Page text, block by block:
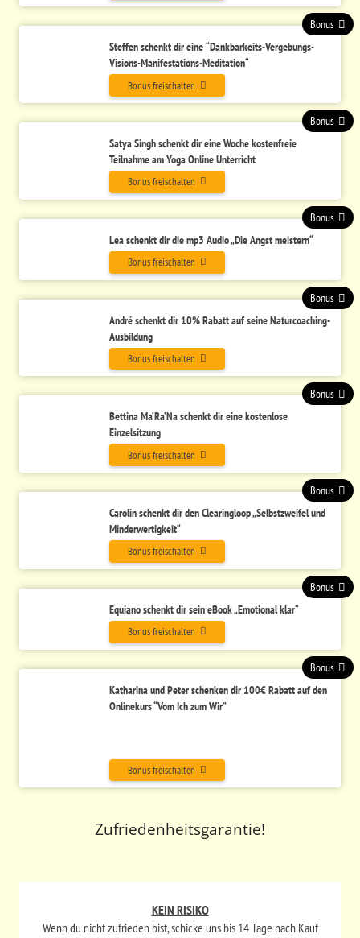
Steffen schenkt dir eine“Dankbarkeits-Vergebungs-
Visions-Manifestations-Meditation“
Bonus freischalten
Bonus
Satya Singh schenkt dir eine Woche kostenfreie
Teilnahme am Yoga Online Unterricht
Bonus freischalten
Bonus
Lea schenkt dir die mp3 Audio „Die Angst meistern“
Bonus freischalten
Bonus
André schenkt dir 10% Rabatt auf seine Naturcoaching-
Ausbildung
Bonus freischalten
Bonus
Bettina Ma’Ra’Na schenkt dir eine kostenlose
Einzelsitzung
Bonus freischalten
Bonus
Carolin schenkt dir den Clearingloop „Selbstzweifel und
Minderwertigkeit“
Bonus freischalten
Bonus
Equiano schenkt dir sein eBook „Emotional klar“
Bonus freischalten
Bonus
Katharina und Peter schenken dir 100€ Rabatt auf den
Onlinekurs “Vom Ich zum Wir”
Bonus freischalten
Bonus
Zufriedenheitsgarantie!
KEIN RISIKO
Wenn du nicht zufrieden bist, schicke uns bis 14 Tage nach Kauf